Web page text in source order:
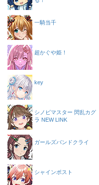
一騎当千
超かぐや姫！
key
シノビマスター 閃乱カグ
ラ NEW LINK
ガールズバンドクライ
シャインポスト